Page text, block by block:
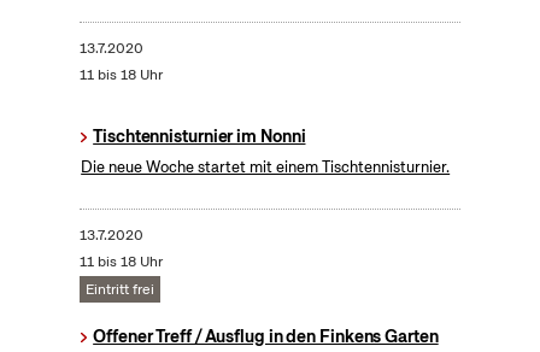
13.7.2020
11 bis 18 Uhr
Tischtennisturnier im Nonni
Die neue Woche startet mit einem Tischtennisturnier.
13.7.2020
11 bis 18 Uhr
Eintritt frei
Offener Treff / Ausflug in den Finkens Garten